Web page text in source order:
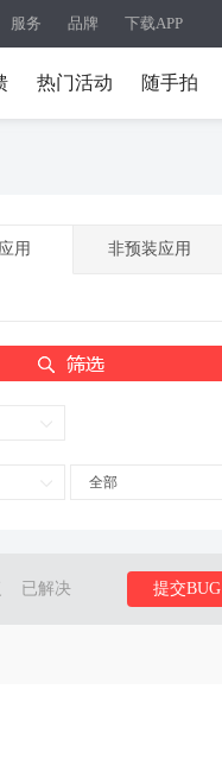
服务 品牌 下载APP
热门活动 随手拍
用 非预装应用
全部
已解决 提交BUG